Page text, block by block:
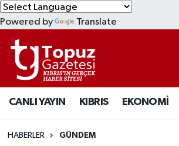
Powered by Translate
CANLI YAYIN KIBRIS EKONOMİ
HABERLER GÜNDEM
KIBRIS
DÜNYA
EKONOMİ
MAGAZİN
Lefkoşa Nöbetçi Eczaneler
Lefkoşa Hava Durumu
Lefkoşa Trafik Yoğunluk
Süper Lig Puan Durumu ve